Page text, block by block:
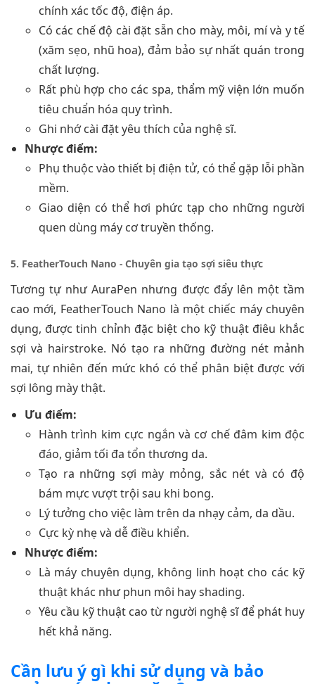
chính xác tốc độ, điện áp.
Có các chế độ cài đặt sẵn cho mày, môi, mí và y tế
(xăm sẹo, nhũ hoa), đảm bảo sự nhất quán trong
chất lượng.
Rất phù hợp cho các spa, thẩm mỹ viện lớn muốn
tiêu chuẩn hóa quy trình.
Ghi nhớ cài đặt yêu thích của nghệ sĩ.
Nhược điểm:
Phụ thuộc vào thiết bị điện tử, có thể gặp lỗi phần
mềm.
Giao diện có thể hơi phức tạp cho những người
quen dùng máy cơ truyền thống.
5. FeatherTouch Nano - Chuyên gia tạo sợi siêu thực
Tương tự như AuraPen nhưng được đẩy lên một tầm
cao mới, FeatherTouch Nano là một chiếc máy chuyên
dụng, được tinh chỉnh đặc biệt cho kỹ thuật điêu khắc
sợi và hairstroke. Nó tạo ra những đường nét mảnh
mai, tự nhiên đến mức khó có thể phân biệt được với
sợi lông mày thật.
Ưu điểm:
Hành trình kim cực ngắn và cơ chế đâm kim độc
đáo, giảm tối đa tổn thương da.
Tạo ra những sợi mày mỏng, sắc nét và có độ
bám mực vượt trội sau khi bong.
Lý tưởng cho việc làm trên da nhạy cảm, da dầu.
Cực kỳ nhẹ và dễ điều khiển.
Nhược điểm:
Là máy chuyên dụng, không linh hoạt cho các kỹ
thuật khác như phun môi hay shading.
Yêu cầu kỹ thuật cao từ người nghệ sĩ để phát huy
hết khả năng.
Cần lưu ý gì khi sử dụng và bảo